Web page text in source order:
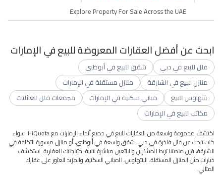
Explore Property For Sale Across the UAE
ابحث عن أفضل العقارات المعروضة للبيع في الإمارات
فلل للبيع في دبي
شقق للبيع في أبوظبي
منازل للبيع في الشارقة
منازل مستقلة في الإمارات
بنتهاوس للبيع
مباني سكنية في الإمارات
مجمعات فلل للعائلات
مكاتب للبيع في الإمارات
اكتشف مجموعة واسعة من العقارات للبيع في جميع أنحاء الإمارات مع HiQuota. سواء
كنت تبحث عن فلل فاخرة في دبي، شقق واسعة في أبوظبي، أو منازل ميسورة التكلفة في
الشارقة، فإن منصتنا تربط المشترين والبائعين مباشرة لتلبية احتياجاتك العقارية. استكشف
خيارات مثل المنازل المستقلة، البنتهاوس، المباني السكنية، والمزيد للعثور على عقارك
المثالي.